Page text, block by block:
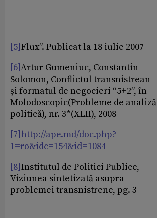
[5]Flux”. Publicat la 18 iulie 2007
[6]Artur Gumeniuc, Constantin
Solomon, Conflictul transnistrean
și formatul de negocieri “5+2”, în
Molodoscopic(Probleme de analiză
politică), nr. 3*(XLII), 2008
[7]http://ape.md/doc.php?
1=ro&idc=154&id=1084
[8]Institutul de Politici Publice,
Viziunea sintetizată asupra
problemei transnistrene, pg. 3